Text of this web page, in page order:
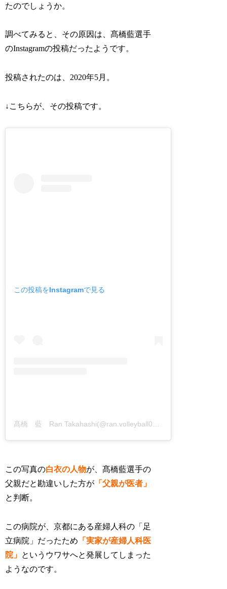
たのでしょうか。
調べてみると、その原因は、髙橋藍選手
のInstagramの投稿だったようです。
投稿されたのは、2020年5月。
↓こちらが、その投稿です。
この投稿をInstagramで見る
この写真の白衣の人物が、髙橋藍選手の
父親だと勘違いした方が 「父親が医者」
と判断。
この病院が、京都にある産婦人科の「足
立病院」 だったため 「実家が産婦人科医
院」 というウワサへと発展してしまった
ようなのです。